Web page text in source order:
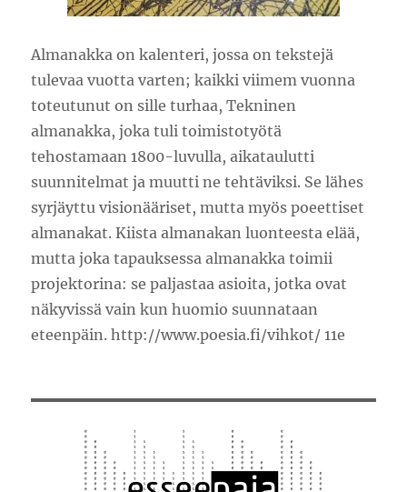
Almanakka on kalenteri, jossa on tekstejä
tulevaa vuotta varten; kaikki viimem vuonna
toteutunut on sille turhaa, Tekninen
almanakka, joka tuli toimistotyötä
tehostamaan 1800-luvulla, aikataulutti
suunnitelmat ja muutti ne tehtäviksi. Se lähes
syrjäyttu visionääriset, mutta myös poeettiset
almanakat. Kiista almanakan luonteesta elää,
mutta joka tapauksessa almanakka toimii
projektorina: se paljastaa asioita, jotka ovat
näkyvissä vain kun huomio suunnataan
eteenpäin. http://www.poesia.fi/vihkot/ 11e